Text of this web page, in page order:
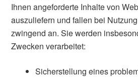
Ihnen angeforderte Inhalte von
auszuliefern und fallen bei
zwingend an. Sie werden
Zwecken verarbeitet:
Sicherstellung eines